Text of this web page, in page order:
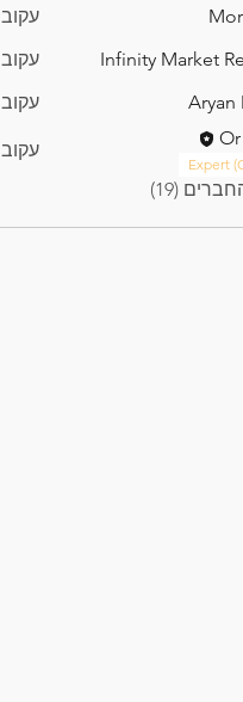
עקוב
Infinity Market
עקוב
Aryan
עקוב
Expert
עקוב
(19)